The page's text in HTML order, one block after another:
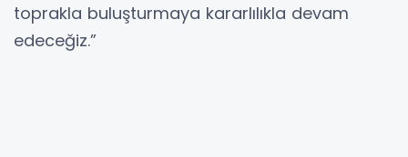
toprakla buluşturmaya kararlılıkla devam
edeceğiz.”